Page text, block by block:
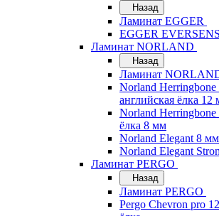
Назад
Ламинат EGGER
EGGER
Ламинат NORLAND
Назад
Ламинат
Norland Herringbone
английская ёлка 12
Norland Herringbone
ёлка 8 мм
Norland Elegant 8 мм
Norland Elegant
Ламинат PERGO
Назад
Ламинат PERGO
Pergo Chevron pro